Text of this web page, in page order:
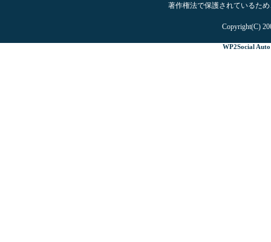
著作権法で保護されているた
Copyright(C)
WP2Social